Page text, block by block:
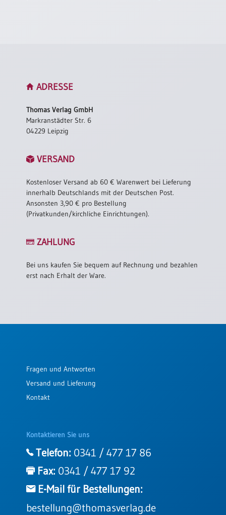
ADRESSE
Thomas Verlag GmbH
Markranstädter Str. 6
04229 Leipzig
VERSAND
Kostenloser Versand ab 60 € Warenwert bei Lieferung
innerhalb Deutschlands mit der Deutschen Post.
Ansonsten 3,90 € pro Bestellung
(Privatkunden/kirchliche Einrichtungen).
ZAHLUNG
Bei uns kaufen Sie bequem auf Rechnung und bezahlen
erst nach Erhalt der Ware.
Fragen und Antworten
Versand und Lieferung
Kontakt
Kontaktieren Sie uns
Telefon: 0341 / 477 17 86
Fax: 0341 / 477 17 92
E-Mail für Bestellungen:
bestellung@thomasverlag.de